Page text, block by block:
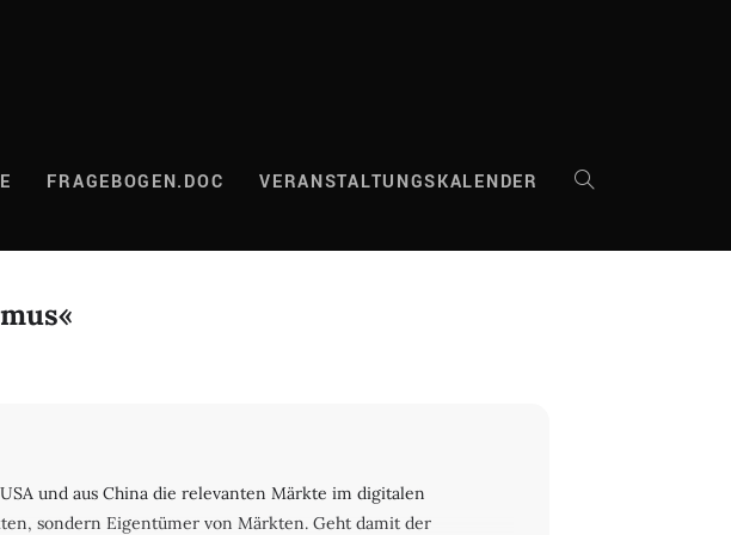
FRAGEBOGEN.DOC VERANSTALTUNGSKALENDER WEBSITE-
und aus China die relevanten Märkte im digitalen
sondern Eigentümer von Märkten. Geht damit der